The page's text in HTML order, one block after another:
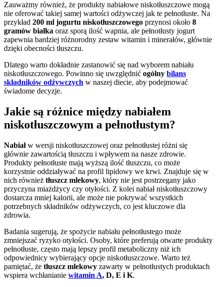
Zauważmy również, że produkty nabiałowe niskotłuszczowe mogą
nie oferować takiej samej wartości odżywczej jak te pełnotłuste. Na
przykład 200 ml jogurtu niskotłuszczowego przynosi około 8
gramów białka oraz sporą ilość wapnia, ale pełnotłusty jogurt
zapewnia bardziej różnorodny zestaw witamin i minerałów, głównie
dzięki obecności tłuszczu.
Dlatego warto dokładnie zastanowić się nad wyborem nabiału
niskotłuszczowego. Powinno się uwzględnić ogólny bilans
składników odżywczych w naszej diecie, aby podejmować
świadome decyzje.
Jakie są różnice między nabiałem
niskotłuszczowym a pełnotłustym?
Nabiałw wersji niskotłuszczowej oraz pełnotłustej różni się
głównie zawartością tłuszczu i wpływem na nasze zdrowie.
Produkty pełnotłuste mają wyższą ilość tłuszczu, co może
korzystnie oddziaływać na profil lipidowy we krwi. Znajduje się w
nich również tłuszcz mlekowy, który nie jest postrzegany jako
przyczyna miażdżycy czy otyłości. Z kolei nabiał niskotłuszczowy
dostarcza mniej kalorii, ale może nie pokrywać wszystkich
potrzebnych składników odżywczych, co jest kluczowe dla
zdrowia.
Badania sugerują, że spożycie nabiału pełnotłustego może
zmniejszać ryzyko otyłości. Osoby, które preferują otwarte produkty
pełnotłuste, często mają lepszy profil metaboliczny niż ich
odpowiednicy wybierający opcje niskotłuszczowe. Warto też
pamiętać, że tłuszcz mlekowy zawarty w pełnotłustych produktach
wspiera wchłanianie witamin A, D, E i K.